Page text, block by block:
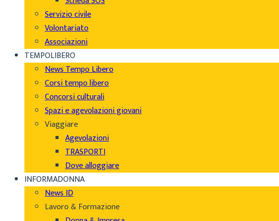
Servizio civile
Volontariato
Associazioni
TEMPOLIBERO
News Tempo Libero
Corsi tempo libero
Concorsi culturali
Spazi e agevolazioni giovani
Viaggiare
Agevolazioni
TRASPORTI
Dove alloggiare
INFORMADONNA
News ID
Lavoro & Formazione